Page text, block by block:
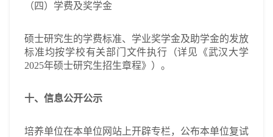
（四）学费及奖学金
硕士研究生的学费标准、学业奖学金及助学金的发放
标准均按学校有关部门文件执行（详见《武汉大学
2025年硕士研究生招生章程》）。
十、信息公开公示
培养单位在本单位网站上开辟专栏，公布本单位复试